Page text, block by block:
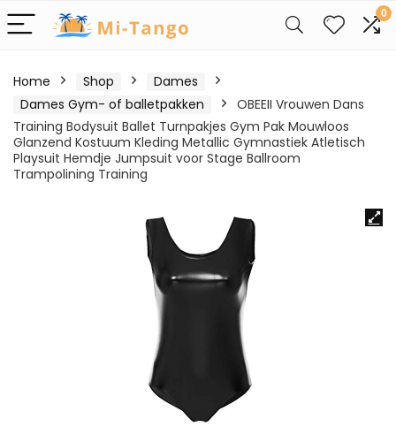
0
Home Shop
Dames
Dames Gym- of balletpakken
OBEEII Vrouwen Dans
Training Bodysuit Ballet Turnpakjes Gym Pak Mouwloos
Glanzend Kostuum Kleding Metallic Gymnastiek Atletisch
Playsuit Hemdje Jumpsuit voor Stage Ballroom
Trampolining Training